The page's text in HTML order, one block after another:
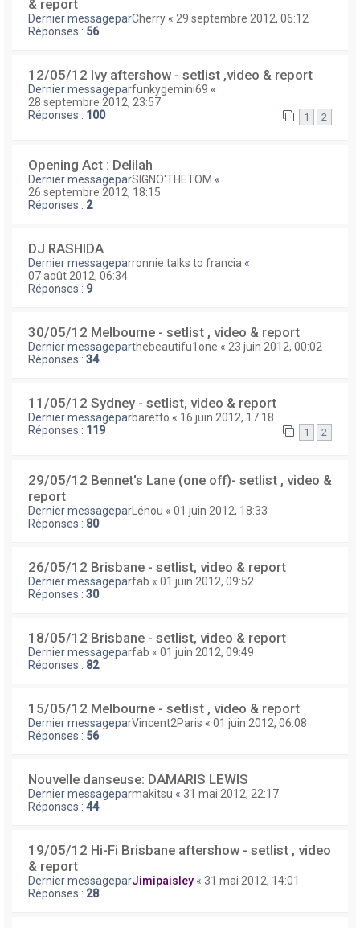
& report
Dernier messageparCherry « 29 septembre 2012, 06:12
Réponses : 56
12/05/12 Ivy aftershow - setlist ,video & report
Dernier messageparfunkygemini69 «
28 septembre 2012, 23:57
Réponses : 100 1 2
Opening Act : Delilah
Dernier messageparSIGNO'THETOM «
26 septembre 2012, 18:15
Réponses : 2
DJ RASHIDA
Dernier messageparronnie talks to francia «
07 août 2012, 06:34
Réponses : 9
30/05/12 Melbourne - setlist , video & report
Dernier messageparthebeautifu1one « 23 juin 2012, 00:02
Réponses : 34
11/05/12 Sydney - setlist, video & report
Dernier messageparbaretto « 16 juin 2012, 17:18
Réponses : 119 1 2
29/05/12 Bennet's Lane (one off)- setlist , video &
report
Dernier messagepar Lénou « 01 juin 2012, 18:33
Réponses : 80
26/05/12 Brisbane - setlist, video & report
Dernier messageparfab « 01 juin 2012, 09:52
Réponses : 30
18/05/12 Brisbane - setlist, video & report
Dernier messageparfab « 01 juin 2012, 09:49
Réponses : 82
15/05/12 Melbourne - setlist , video & report
Dernier messageparVincent2Paris « 01 juin 2012, 06:08
Réponses : 56
Nouvelle danseuse: DAMARIS LEWIS
Dernier messageparmakitsu « 31 mai 2012, 22:17
Réponses : 44
19/05/12 Hi-Fi Brisbane aftershow - setlist , video
& report
Dernier messageparJimipaisley « 31 mai 2012, 14:01
Réponses : 28